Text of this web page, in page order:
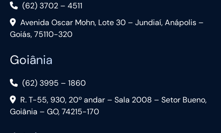
(62) 3702 – 4511
Avenida Oscar Mohn, Lote 30 – Jundiaí, Anápolis –
Goiás, 75110-320
Goiânia
(62) 3995 – 1860
R. T-55, 930, 20º andar – Sala 2008 – Setor Bueno,
Goiânia – GO, 74215-170